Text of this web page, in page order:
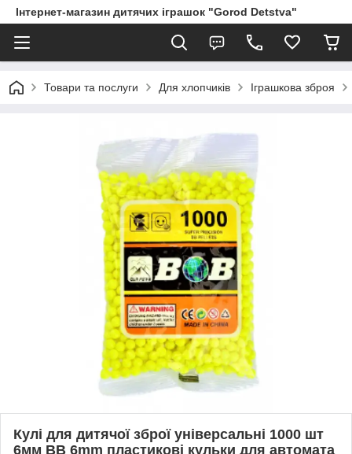
Інтернет-магазин дитячих іграшок "Gorod Detstva"
Товари та послуги Для хлопчиків Іграшкова зброя
Кулі для дитячої зброї універсальні 1000 шт
6мм BB 6mm пластикові кульки для автомата